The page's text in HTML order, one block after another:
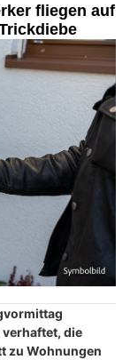
fliegen auf
die
zu Wohnungen